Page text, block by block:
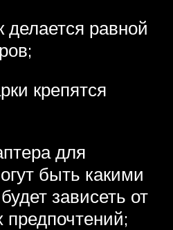
делается равной
крепятся
для
быть какими
зависеть от
предпочтений;